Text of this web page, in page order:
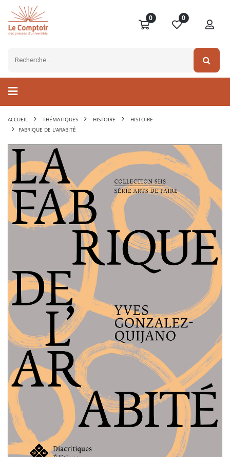
0 0
ACCUEIL THÉMATIQUES HISTOIRE
HISTOIRE
FABRIQUE DE L'ARABITÉ